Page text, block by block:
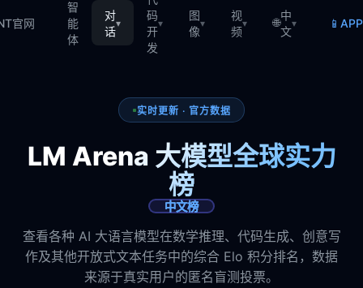
官网
智
能
体
对
话
▾
码
开
发
▾
图
像
▾
视
频
▾ 🌐
中
文
▾ 📱
实时更新 · 官方数据
LM Arena 大模型全球实力
榜
中文榜
查看各种 AI 大语言模型在数学推理、代码生成、创意写
作及其他开放式文本任务中的综合 Elo 积分排名，数据
来源于真实用户的匿名盲测投票。